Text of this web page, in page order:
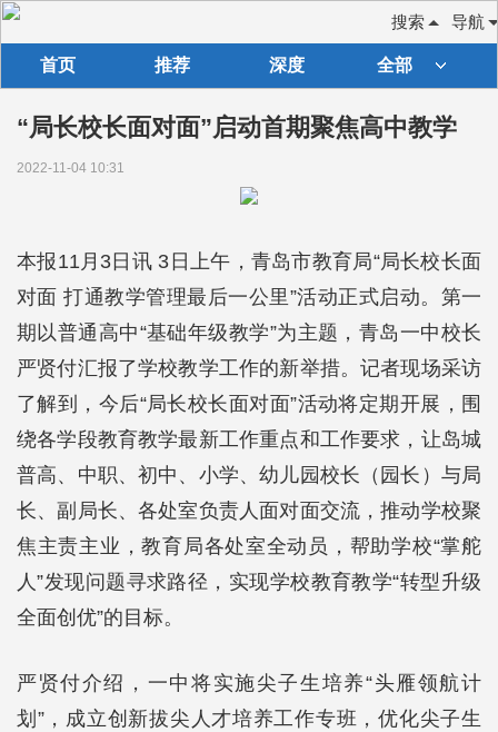
导航
搜索
首页 推荐 深度 全部
“局长校长面对面”启动首期聚焦高中教学
2022-11-04 10:31
本报11月3日讯 3日上午，青岛市教育局“局长校长面
对面 打通教学管理最后一公里”活动正式启动。第一
期以普通高中“基础年级教学”为主题，青岛一中校长
严贤付汇报了学校教学工作的新举措。记者现场采访
了解到，今后“局长校长面对面”活动将定期开展，围
绕各学段教育教学最新工作重点和工作要求，让岛城
普高、中职、初中、小学、幼儿园校长（园长）与局
长、副局长、各处室负责人面对面交流，推动学校聚
焦主责主业，教育局各处室全动员，帮助学校“掌舵
人”发现问题寻求路径，实现学校教育教学“转型升级
全面创优”的目标。
严贤付介绍，一中将实施尖子生培养“头雁领航计
划”，成立创新拔尖人才培养工作专班，优化尖子生